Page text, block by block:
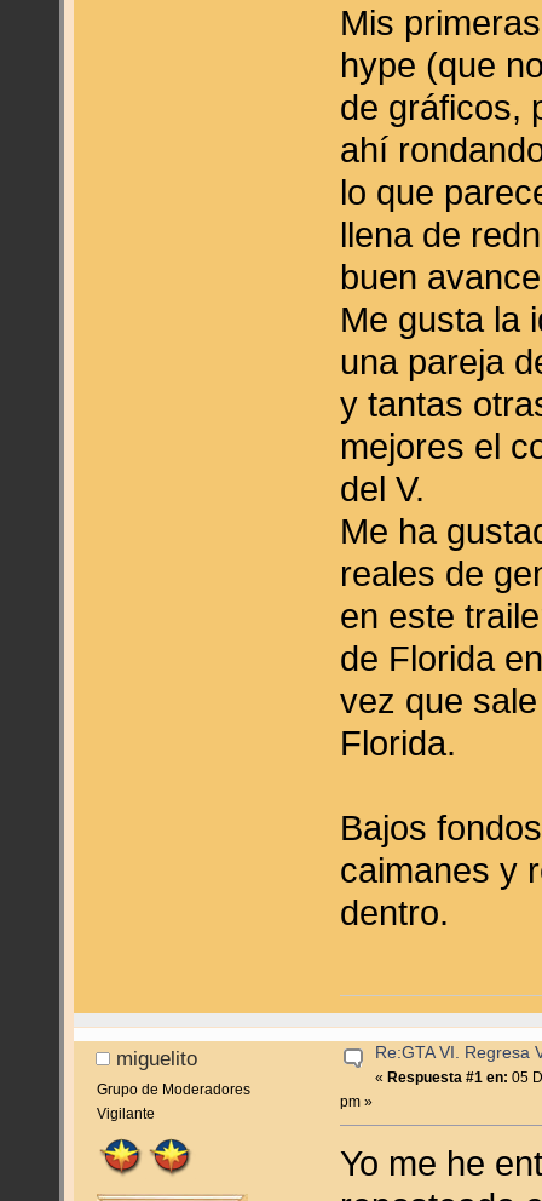
Mis
hype (que
de gráficos,
ahí
lo que
llena de
buen
Me gusta la
una pareja
y tantas
mejores el
del V.
Me ha
reales de
en este
de Florida
vez que
Florida.
Bajos
caimanes y
dentro.
miguelito
Grupo de Moderadores
Vigilante
Re:GTA VI. Regresa
« Respuesta #1 en: 05
pm »
Yo me he